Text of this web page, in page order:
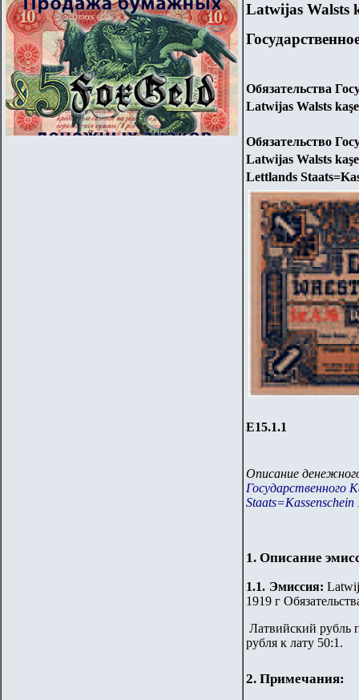
Latwijas Walsts
Обязательства
Latwijas Walsts
Обязательство
Latwijas Walsts
Lettlands
Е15.1.1
Описание
Государственного
1. Описание
1.1. Эмиссия:
1919 г
Латвийский рубль
рубля к лату 50:1.
2. Примечания: